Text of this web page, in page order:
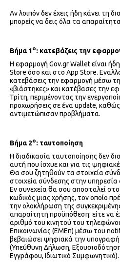
Αν λοιπόν δεν έχεις ήδη κάνει τη
μπορείς να δεις όλα τα
Βήμα 1ο: κατεβάζεις την
Η εφαρμογή Gov.gr Wallet είναι
Store όσο και στο App Store.
κατεβάσεις την εφαρμογή μέσω
«βιάστηκες» και κατέβασες την
Τρίτη, περιμένοντας την
προχωρήσεις σε ένα update, καθώς
αντιμετώπισαν προβλήματα.
Βήμα 2ο: ταυτοποίηση
Η διαδικασία ταυτοποίησης δεν
αυτή που ίσχυε και για τις
Θα σου ζητηθούν τα στοιχεία
στοιχεία σύνδεσης στην
Εν συνεχεία θα σου αποσταλεί
κωδικός μιας χρήσης, τον οποίο
την ολοκλήρωση της
απαραίτητη προϋπόθεση: είτε να
αριθμό του κινητού του
Επικοινωνίας (ΕΜΕπ) μέσω του
βεβαιώσει ψηφιακά την
(Υπεύθυνη Δήλωση,
Εγγράφου, Ιδιωτικό Συμφωνητικό).